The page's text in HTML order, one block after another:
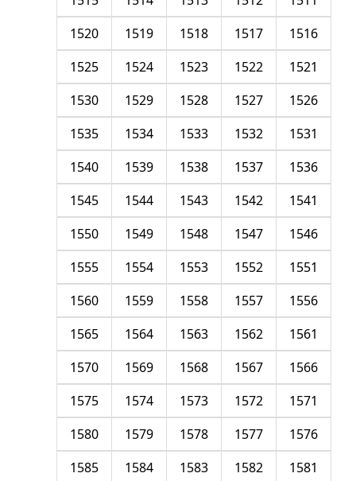
1516
1517
1518
1519
1520
1521
1522
1523
1524
1525
1526
1527
1528
1529
1530
1531
1532
1533
1534
1535
1536
1537
1538
1539
1540
1541
1542
1543
1544
1545
1546
1547
1548
1549
1550
1551
1552
1553
1554
1555
1556
1557
1558
1559
1560
1561
1562
1563
1564
1565
1566
1567
1568
1569
1570
1571
1572
1573
1574
1575
1576
1577
1578
1579
1580
1581
1582
1583
1584
1585